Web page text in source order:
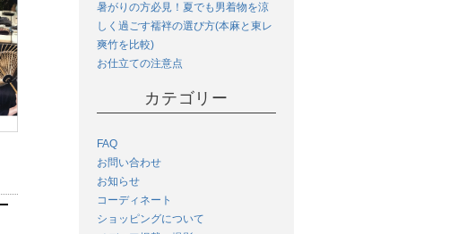
暑がりの方必見！夏でも男着物を涼
しく過ごす襦袢の選び方(本麻と東レ
爽竹を比較)
お仕立ての注意点
カテゴリー
FAQ
お問い合わせ
お知らせ
コーディネート
ショッピングについて